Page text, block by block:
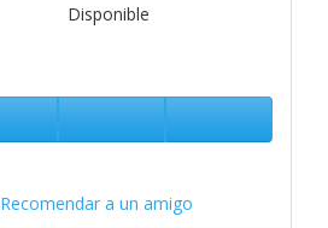
Disponible
Recomendar a un amigo